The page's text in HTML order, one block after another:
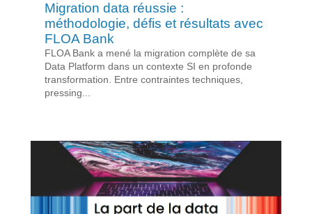
Migration data réussie :
méthodologie, défis et résultats avec
FLOA Bank
FLOA Bank a mené la migration complète de sa
Data Platform dans un contexte SI en profonde
transformation. Entre contraintes techniques,
pressing...